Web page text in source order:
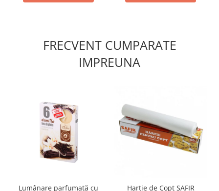
FRECVENT CUMPARATE
IMPREUNA
Lumânare parfumată cu
Hartie de Copt SAFIR